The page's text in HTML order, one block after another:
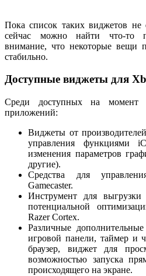
Пока список таких виджетов
сейчас можно найти что-то
внимание, что некоторые вещи
стабильно.
Доступные виджеты для
Среди доступных на момент
приложений:
Виджеты от
управления
изменения параметров
другие).
Средства для
Gamecaster.
Инструмент для
потенциальной
Razer Cortex.
Различные
игровой панели, таймер и
браузер, виджет для
возможностью запуска
происходящего на экране.